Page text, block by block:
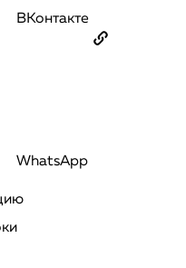
ВКонтакте
WhatsApp